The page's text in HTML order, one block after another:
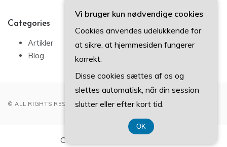
Categories
Artikler
Blog
© ALL RIGHTS RESERVED 2022
CVR-Nummer DK3740 7739
Vi bruger kun nødvendige cookies
Cookies anvendes udelukkende for
at sikre, at hjemmesiden fungerer
korrekt.
Disse cookies sættes af os og
slettes automatisk, når din session
slutter eller efter kort tid.
OK